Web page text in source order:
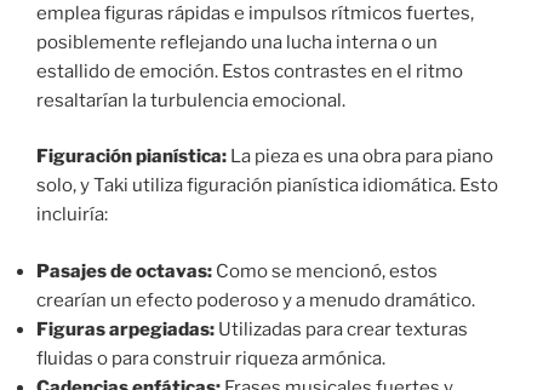
emplea figuras rápidas e impulsos rítmicos fuertes,
posiblemente reflejando una lucha interna o un
estallido de emoción. Estos contrastes en el ritmo
resaltarían la turbulencia emocional.
Figuración pianística: La pieza es una obra para piano
solo, y Taki utiliza figuración pianística idiomática. Esto
incluiría:
Pasajes de octavas: Como se mencionó, estos
crearían un efecto poderoso y a menudo dramático.
Figuras arpegiadas: Utilizadas para crear texturas
fluidas o para construir riqueza armónica.